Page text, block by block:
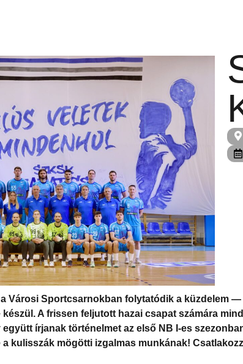
a Városi Sportcsarnokban folytatódik a küzdelem
A frissen feljutott hazai csapat számára
írjanak történelmet az első NB I-es
kulisszák mögötti izgalmas munkának!